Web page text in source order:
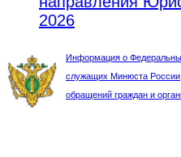
2026
Информация о
служащих Минюста
обращений граждан и